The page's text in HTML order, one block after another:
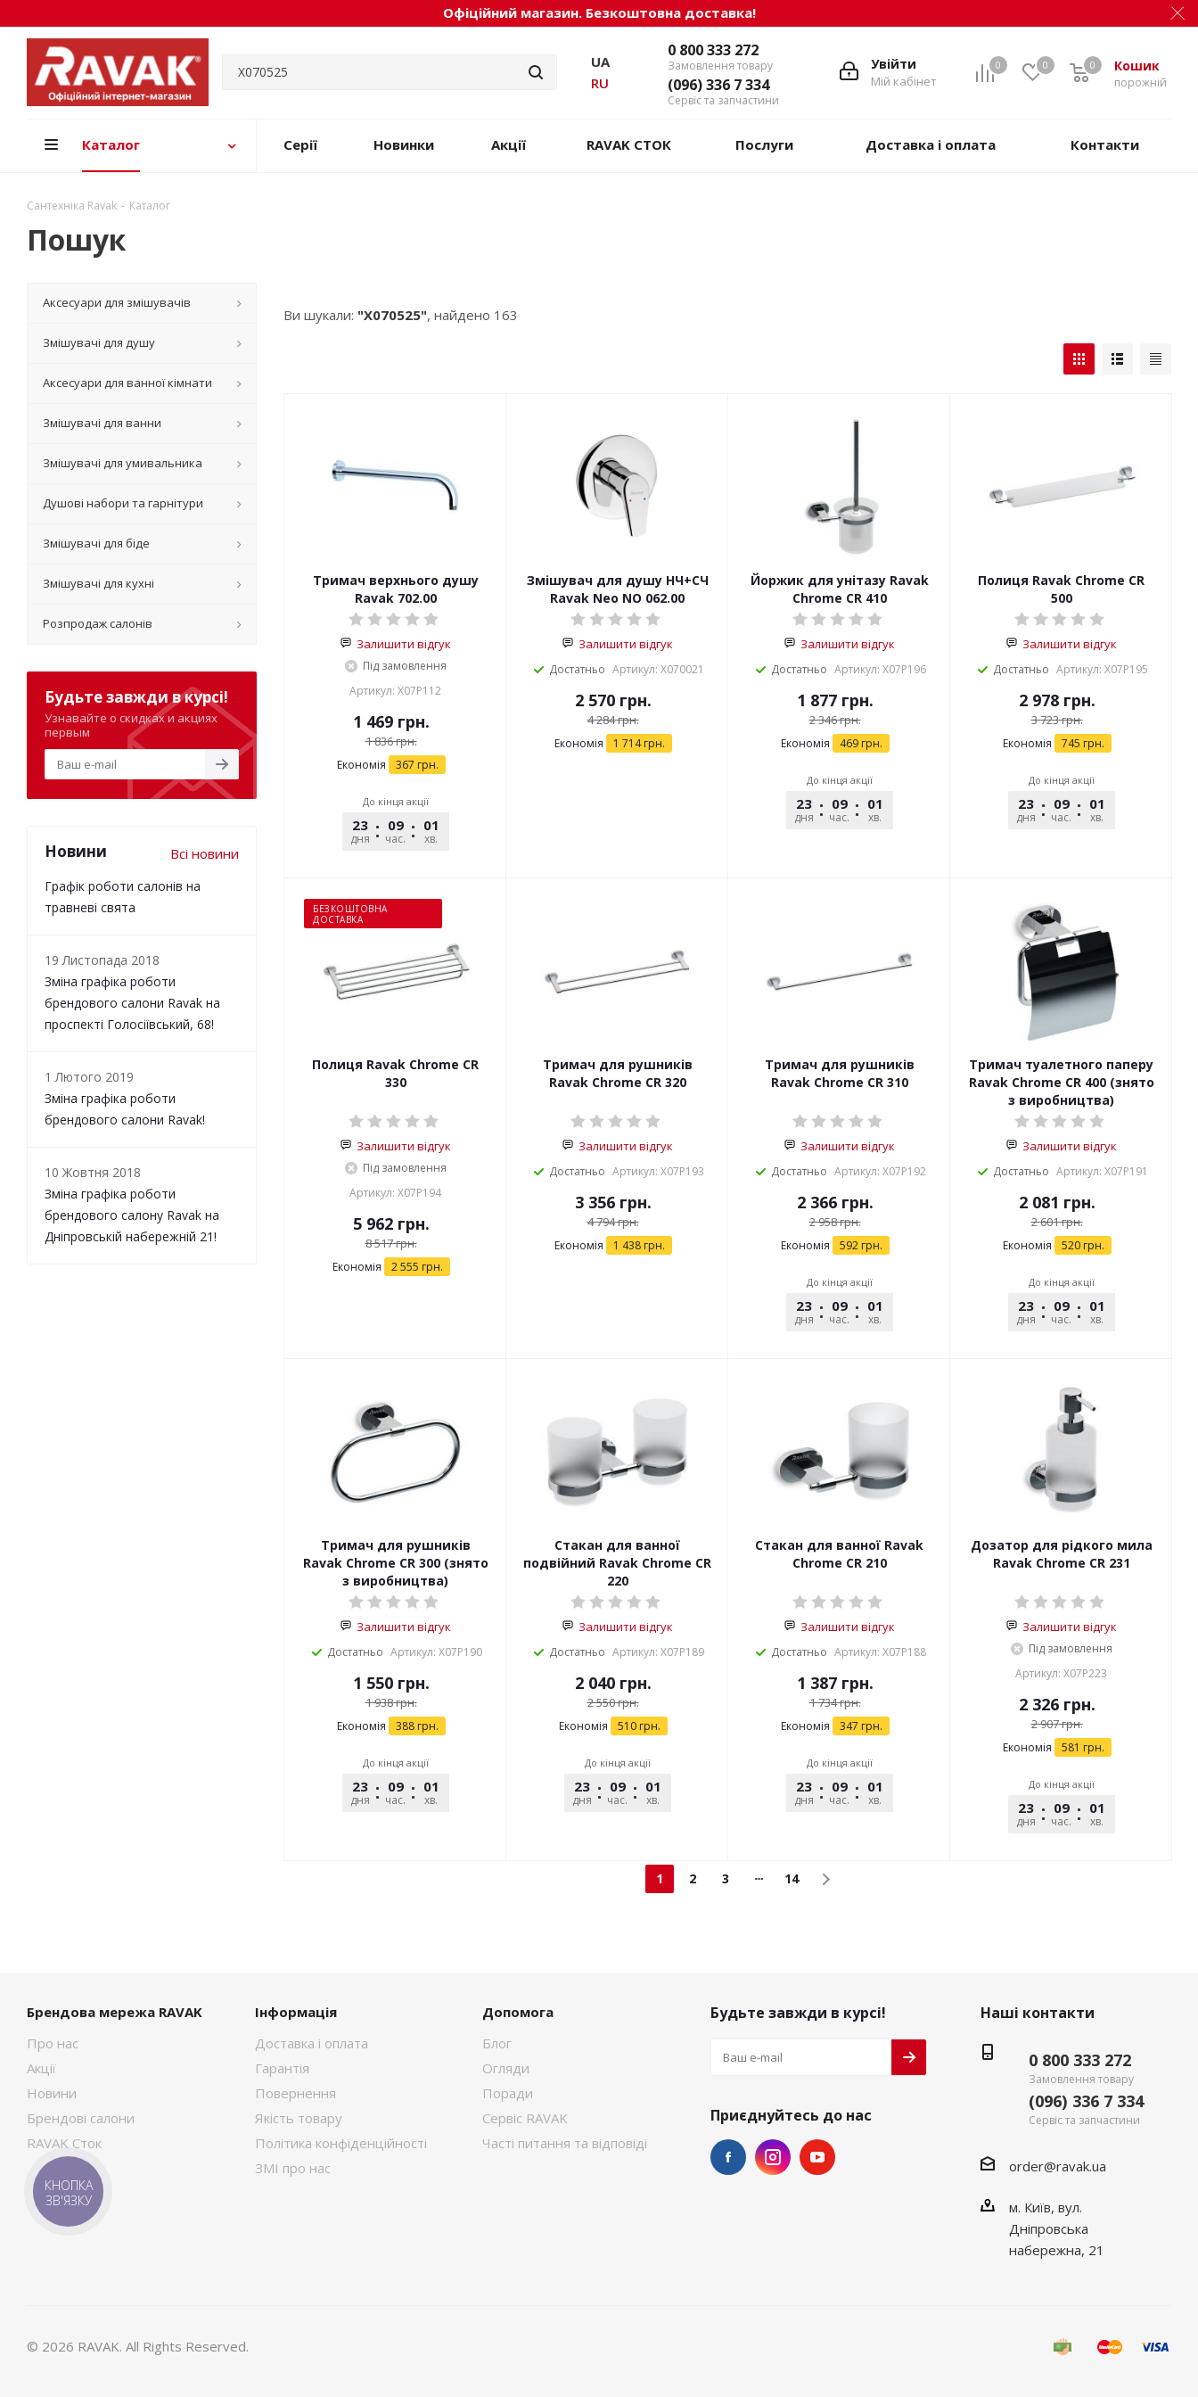
Офіційний магазин. Безкоштовна доставка!
0 0 Кошик
порожній
0
Увійти
Мій кабінет
0 800 333 272
Замовлення товару
(096) 336 7 334
Сервіс та запчастини
UA
RU
Каталог Серії Новинки Акції RAVAK СТОК Послуги Доставка і оплата Контакти
Сантехніка Ravak - Каталог
Пошук
Ви шукали: "X070525", найдено 163
Тримач верхнього душу
Ravak 702.00
Залишити відгук
Під замовлення
Артикул: X07P112
1 469грн.
1 836грн.
Економія 367 грн.
До кінця акції
23
дня
09
час.
01
хв.
Змішувач для душу НЧ+СЧ
Ravak Neo NO 062.00
Залишити відгук
Достатньо Артикул: X070021
2 570грн.
4 284грн.
Економія 1 714грн.
Йоржик для унітазу Ravak
Chrome CR 410
Залишити відгук
Достатньо Артикул: X07P196
1 877грн.
2 346грн.
Економія 469грн.
До кінця акції
23
дня
09
час.
01
хв.
Полиця Ravak Chrome CR
500
Залишити відгук
Достатньо Артикул: X07P195
2 978грн.
3 723грн.
Економія 745 грн.
До кінця акції
23
дня
09
час.
01
хв.
БЕЗКОШТОВНА
ДОСТАВКА
Полиця Ravak Chrome CR
330
Залишити відгук
Під замовлення
Артикул: X07P194
5 962грн.
8 517грн.
Економія 2 555 грн.
Тримач для рушників
Ravak Chrome CR 320
Залишити відгук
Достатньо Артикул: X07P193
3 356грн.
4 794грн.
Економія 1 438грн.
Тримач для рушників
Ravak Chrome CR 310
Залишити відгук
Достатньо Артикул: X07P192
2 366грн.
2 958грн.
Економія 592грн.
До кінця акції
23
дня
09
час.
01
хв.
Тримач туалетного паперу
Ravak Chrome CR 400 (знято
з виробництва)
Залишити відгук
Достатньо Артикул: X07P191
2 081 грн.
2 601грн.
Економія 520грн.
До кінця акції
23
дня
09
час.
01
хв.
Тримач для рушників
Ravak Chrome CR 300 (знято
з виробництва)
Залишити відгук
Достатньо Артикул: X07P190
1 550грн.
1 938грн.
Економія 388грн.
До кінця акції
23
дня
09
час.
01
хв.
Стакан для ванної
подвійний Ravak Chrome CR
220
Залишити відгук
Достатньо Артикул: X07P189
2 040грн.
2 550грн.
Економія 510грн.
До кінця акції
23
дня
09
час.
01
хв.
Стакан для ванної Ravak
Chrome CR 210
Залишити відгук
Достатньо Артикул: X07P188
1 387грн.
1 734грн.
Економія 347 грн.
До кінця акції
23
дня
09
час.
01
хв.
Дозатор для рідкого мила
Ravak Chrome CR 231
Залишити відгук
Під замовлення
Артикул: X07P223
2 326грн.
2 907грн.
Економія 581 грн.
До кінця акції
23
дня
09
час.
01
хв.
1 2 3 14
Аксесуари для змішувачів
Змішувачі для душу
Аксесуари для ванної кімнати
Змішувачі для ванни
Змішувачі для умивальника
Душові набори та гарнітури
Змішувачі для біде
Змішувачі для кухні
Розпродаж салонів
Будьте завжди в курсі!
Узнавайте о скидках и акциях
первым
Новини Всі новини
Графік роботи салонів на
травневі свята
19 Листопада 2018
Зміна графіка роботи
брендового салони Ravak на
проспекті Голосіївський, 68!
1 Лютого 2019
Зміна графіка роботи
брендового салони Ravak!
10 Жовтня 2018
Зміна графіка роботи
брендового салону Ravak на
Дніпровській набережній 21!
Брендова мережа RAVAK
Про нас
Акції
Новини
Брендові салони
RAVAK Сток
Інформація
Доставка і оплата
Гарантія
Повернення
Якість товару
Політика конфіденційності
ЗМІ про нас
Допомога
Блог
Огляди
Поради
Сервіс RAVAK
Часті питання та відповіді
Будьте завжди в курсі!
Приєднуйтесь до нас
Наші контакти
0 800 333 272
Замовлення товару
(096) 336 7 334
Сервіс та запчастини
order@ravak.ua
м. Київ, вул.
Дніпровська
набережна, 21
© 2026 RAVAK. All Rights Reserved.
КНОПКА
ЗВ'ЯЗКУ